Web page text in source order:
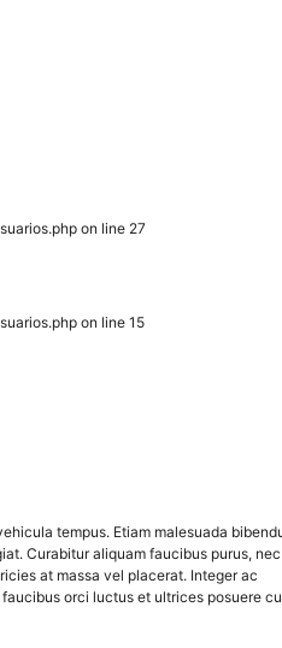
on line 27
on line 15
tempus. Etiam malesuada
Curabitur aliquam faucibus purus, nec
at massa vel placerat. Integer ac
orci luctus et ultrices posuere